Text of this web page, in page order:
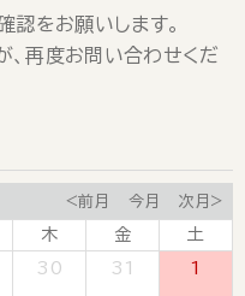
認をお願いします。
、再度お問い合わせくだ
<前月 今月 次月>
木 金
土
30 31 1